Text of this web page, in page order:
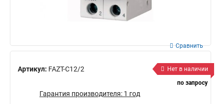
Артикул: FAZT-C12/2
Сравнить
Нет в наличии
по запросу
Гарантия производителя: 1 год